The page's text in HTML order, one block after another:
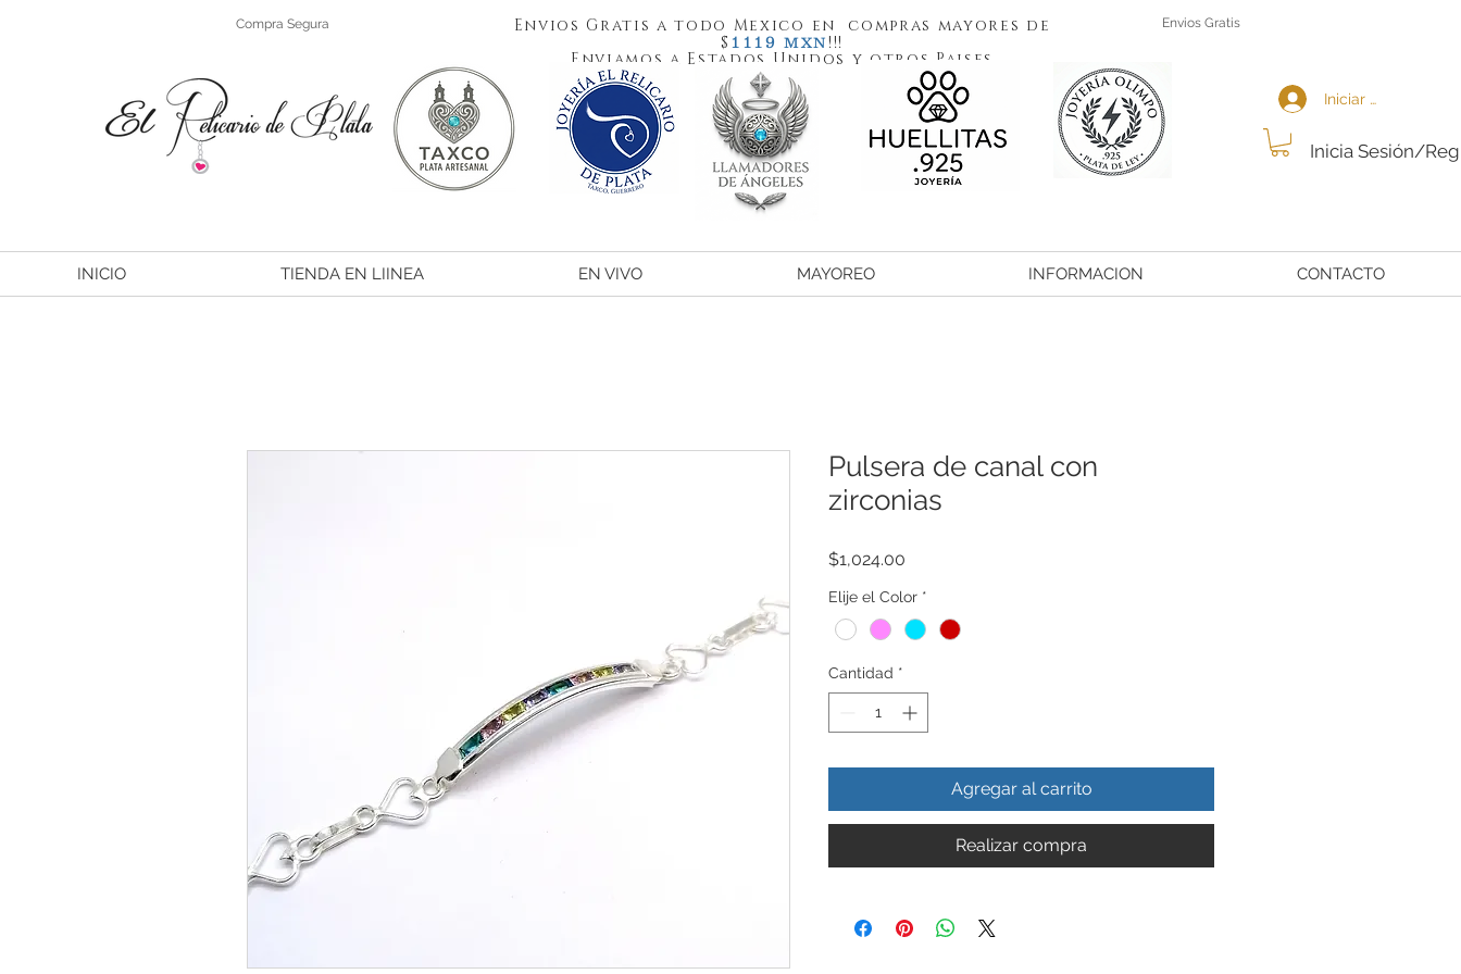
Compra Segura
Envios Gratis a todo Mexico en compras mayores de
$ 1119 MXN!!!
Enviamos a Estados Unidos y otros Paises
Envios Gratis
Inicia Sesión/
Iniciar sesión
INICIO TIENDA EN LIINEA EN VIVO MAYOREO INFORMACION CONTACTO
Pulsera de canal con
zirconias
$1,024.00
Elije el Color *
Cantidad *
Agregar al carrito
Realizar compra